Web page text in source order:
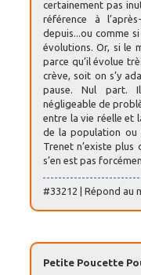
certainement pas
référence à
depuis...ou comme
évolutions. Or, si le
parce qu’il évolue
crève, soit on s’y
pause. Nul part.
négligeable de
entre la vie réelle et
de la population ou
Trenet n’existe
s’en est pas
#33212 | Répond au
Petite Poucette